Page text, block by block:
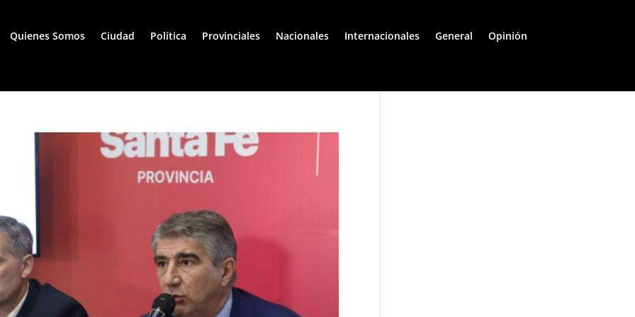
Quienes Somos Ciudad Política Provinciales Nacionales Internacionales General Opinión